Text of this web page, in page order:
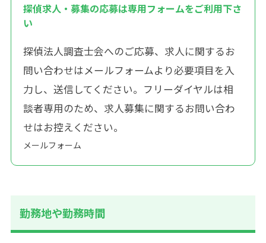
探偵求人・募集の応募は専用フォームをご利用下さ
い
探偵法人調査士会へのご応募、求人に関するお
問い合わせはメールフォームより必要項目を入
力し、送信してください。フリーダイヤルは相
談者専用のため、求人募集に関するお問い合わ
せはお控えください。
メールフォーム
勤務地や勤務時間